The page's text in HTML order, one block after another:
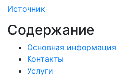
Источник
Содержание
Основная информация
Контакты
Услуги